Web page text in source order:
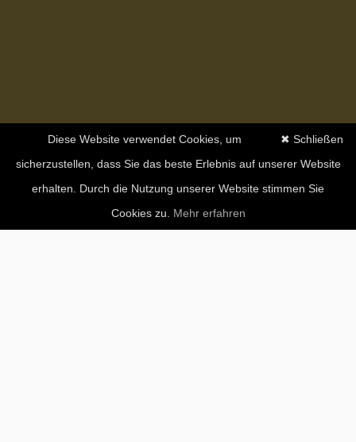
✖ Schließen
Diese Website verwendet Cookies, um
sicherzustellen, dass Sie das beste Erlebnis auf unserer Website
erhalten. Durch die Nutzung unserer Website stimmen Sie
Cookies zu. Mehr erfahren